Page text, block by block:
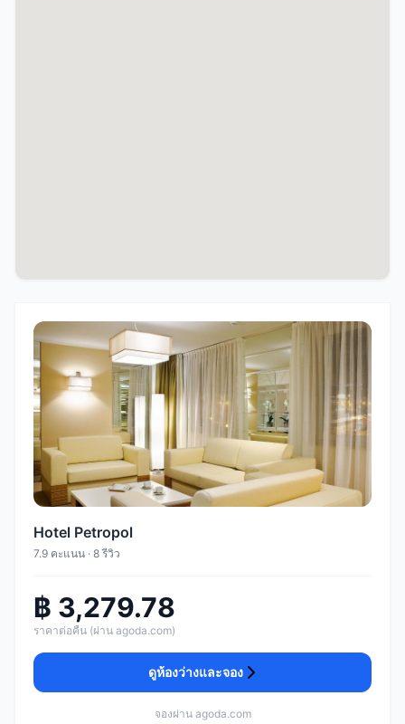
Hotel Petropol
7.9 คะแนน · 8 รีวิว
฿ 3,279.78
ราคาต่อคืน (ผ่าน agoda.com)
ดูห้องว่างและจอง
จองผ่าน agoda.com